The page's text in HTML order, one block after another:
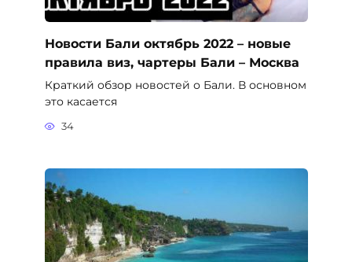
Заповедник Букит Лаванг или Лес обезьян в
Убуде — это
1.4к.